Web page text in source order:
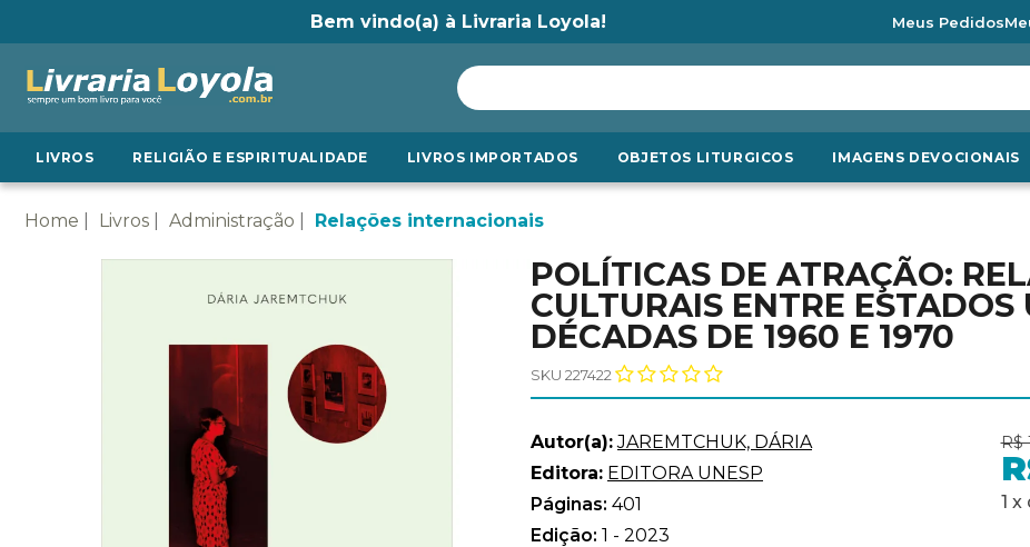
Bem vindo(a) à Livraria Loyola! Meus Pedidos
LIVROS RELIGIÃO E ESPIRITUALIDADE LIVROS IMPORTADOS OBJETOS LITURGICOS IMAGENS DEVOCIONAIS
Home Livros Administração Relações internacionais
POLÍTICAS DE ATRAÇÃO:
CULTURAIS ENTRE
DÉCADAS DE 1960 E 1970
SKU 227422
Autor(a): JAREMTCHUK, DÁRIA
Editora: EDITORA UNESP
Páginas: 401
Edição: 1 - 2023
R$
1 x